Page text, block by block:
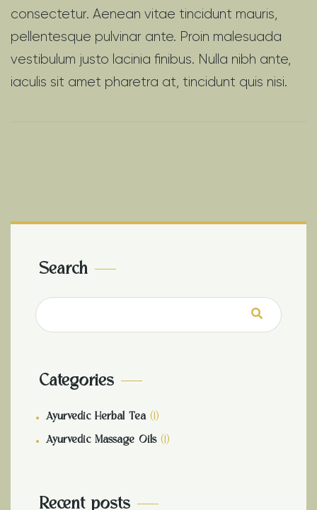
consectetur. Aenean vitae tincidunt mauris,
pellentesque pulvinar ante. Proin malesuada
vestibulum justo lacinia finibus. Nulla nibh ante,
iaculis sit amet pharetra at, tincidunt quis nisi.
Search
Categories
Ayurvedic Herbal Tea (1)
Ayurvedic Massage Oils(1)
Recent posts